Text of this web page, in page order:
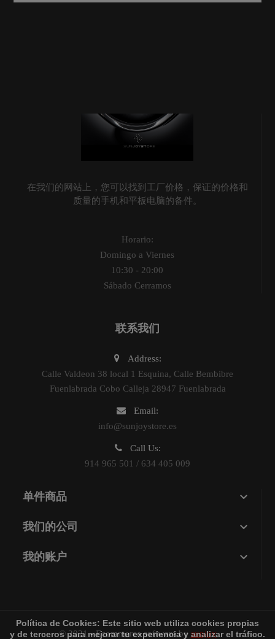
在我们的网站上，您可以找到工厂价格，保证的价格和
质量的手机和平板电脑的备件。
Horario:
Domingo a Viernes
10:30 - 20:00
Sábado Cerramos
联系我们
Address:
Calle Valdeon 38 local 1 Esquina, Calle Bembibre
Fuenlabrada Cobo Calleja 28947 Fuenlabrada
Email:
info@sunjoystore.es
Call Us:
914 965 501 / 634 405 009
单件商品 
我们的公司 
我的账户 
Política de Cookies: Este sitio web utiliza cookies propias
y de terceros para mejorar tu experiencia y analizar el tráfico.
© 2021 - Ecommerce software by sunjoy